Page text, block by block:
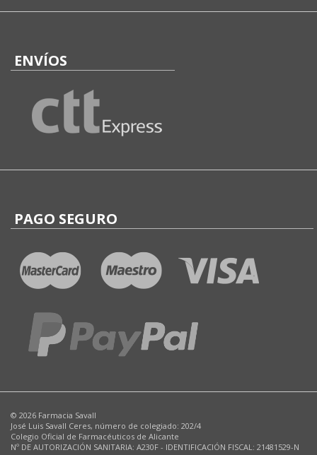
ENVÍOS
PAGO SEGURO
© 2026 Farmacia Savall
José Luis Savall Ceres, número de colegiado: 202/4
Colegio Oficial de Farmacéuticos de Alicante
Nº DE AUTORIZACIÓN SANITARIA: A230F - IDENTIFICACIÓN FISCAL: 21481529-N